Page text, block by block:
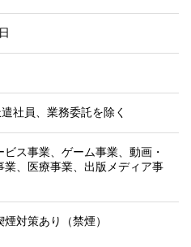
員、業務委託を除く
ビス事業、ゲーム事業、動画・
業、医療事業、出版メディア事
対策あり（禁煙）